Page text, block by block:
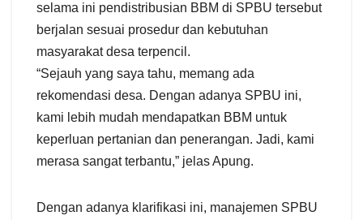
selama ini pendistribusian BBM di SPBU tersebut
berjalan sesuai prosedur dan kebutuhan
masyarakat desa terpencil.
“Sejauh yang saya tahu, memang ada
rekomendasi desa. Dengan adanya SPBU ini,
kami lebih mudah mendapatkan BBM untuk
keperluan pertanian dan penerangan. Jadi, kami
merasa sangat terbantu,” jelas Apung.
Dengan adanya klarifikasi ini, manajemen SPBU